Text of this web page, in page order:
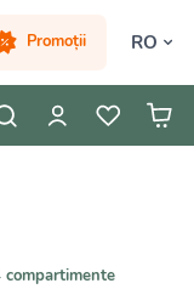
Promoții RO